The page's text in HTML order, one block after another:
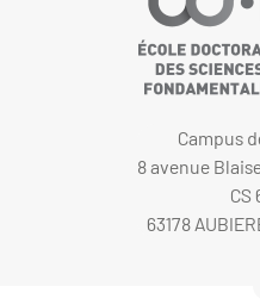
Campus
8 avenue
CS
63178